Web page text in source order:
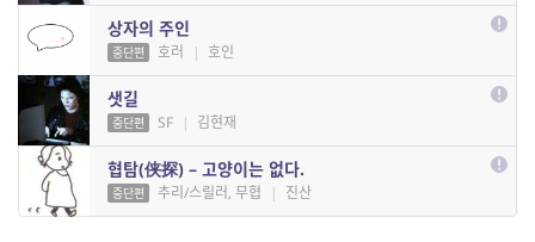
상자의 주인
중단편 호러 | 호인
샛길
중단편 SF | 김현재
협탐(侠探) – 고양이는 없다.
중단편 추리/스릴러, 무협 | 진산